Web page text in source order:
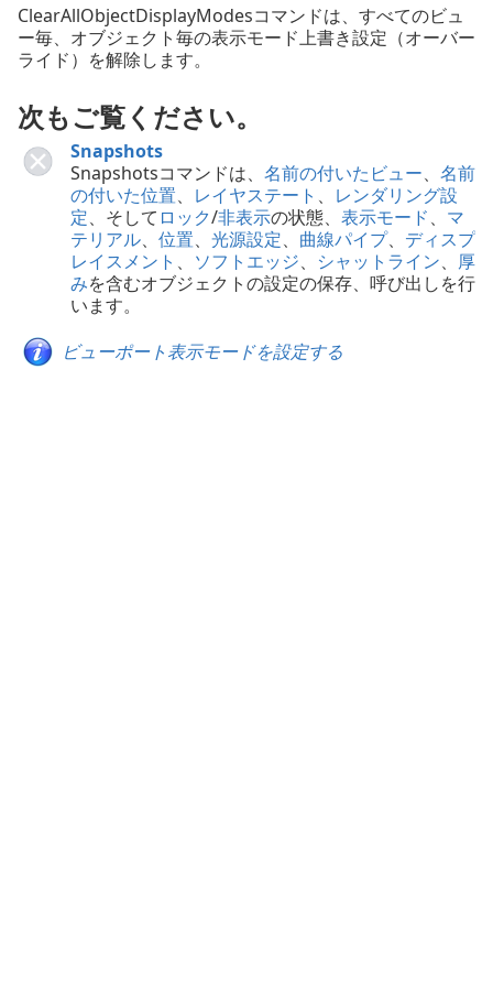
ClearAllObjectDisplayModesコマンドは、すべてのビュ
ー毎、オブジェクト毎の表示モード上書き設定（オーバー
ライド）を解除します。
次もご覧ください。
Snapshots
Snapshotsコマンドは、 名前の付いたビュー、 名前
の付いた位置、 レイヤステート 、 レンダリング設
定、そして ロック/非表示の状態、 表示モード、 マ
テリアル、 位置、 光源設定、 曲線パイプ、 ディスプ
レイスメント 、 ソフトエッジ、 シャットライン、 厚
みを含むオブジェクトの設定の保存、呼び出しを行
います。
ビューポート表示モードを設定する